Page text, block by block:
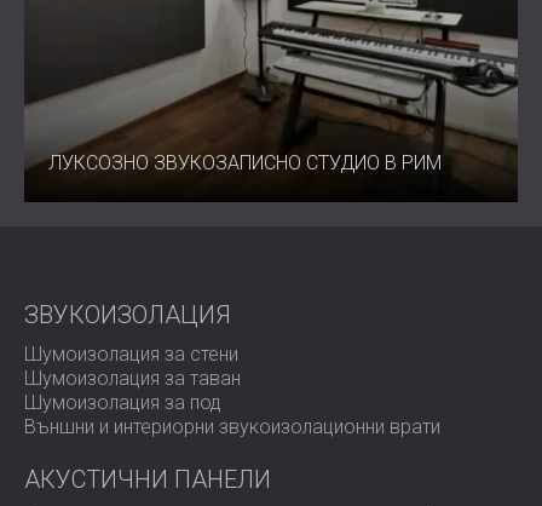
ЛУКСОЗНО ЗВУКОЗАПИСНО СТУДИО В РИМ
ЗВУКОИЗОЛАЦИЯ
Шумоизолация за стени
Шумоизолация за таван
Шумоизолация за под
Външни и интериорни звукоизолационни врати
АКУСТИЧНИ ПАНЕЛИ